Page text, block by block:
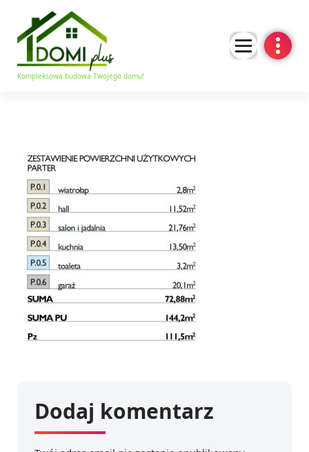
Kompleksowa budowa Twojego domu!
Dodaj komentarz